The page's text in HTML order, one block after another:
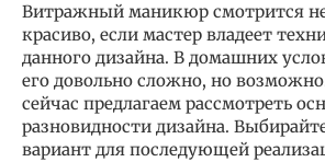
Витражный маникюр смотрится
красиво, если мастер владеет
данного дизайна. В домашних
его довольно сложно, но
сейчас предлагаем рассмотреть
разновидности дизайна.
вариант для последующей